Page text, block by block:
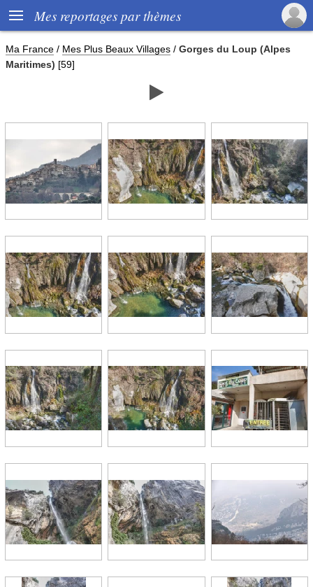
 Mes reportages par thèmes
Ma France / Mes Plus Beaux Villages / Gorges du Loup (Alpes
Maritimes) [59]
